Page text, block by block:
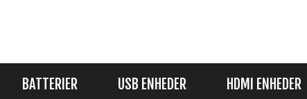
BATTERIER USB ENHEDER HDMI ENHEDER